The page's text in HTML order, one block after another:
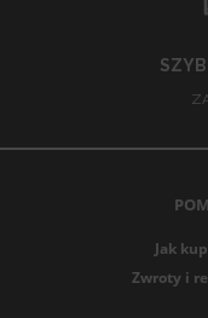
atrakcyjne kolekcje
co czyni je
Jak
Zwroty i